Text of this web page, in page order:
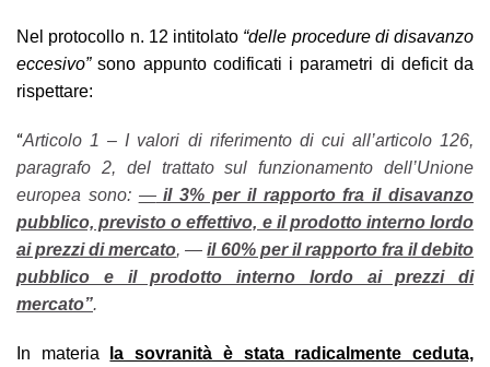
Nel protocollo n. 12 intitolato “delle procedure di disavanzo
eccesivo”sono appunto codificati i parametri di deficit da
rispettare:
“Articolo 1 – I valori di riferimento di cui all’articolo 126,
paragrafo 2, del trattato sul funzionamento dell’Unione
europea sono: —il 3% per il rapporto fra il disavanzo
pubblico, previsto o effettivo, e il prodotto interno lordo
ai prezzi di mercato, —il 60% per il rapporto fra il debito
pubblico e il prodotto interno lordo ai prezzi di
mercato”.
In materia
la sovranità è stata radicalmente ceduta,